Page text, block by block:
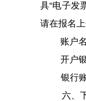
具“电子发
请在报名
账户
开户
银行
六、